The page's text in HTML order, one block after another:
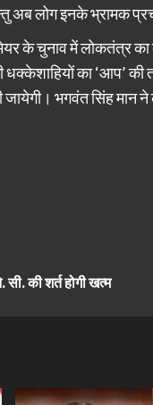
अब लोग इनके भ्रामक
के चुनाव में लोकतंत्र का
धक्केशाहियों का ‘आप’
भगवंत सिंह मान
की शर्त होगी खत्म